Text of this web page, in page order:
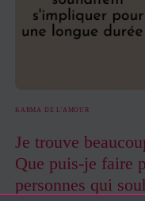
KARMA DE L'AMOUR
Je trouve
Que puis-je faire
personnes qui